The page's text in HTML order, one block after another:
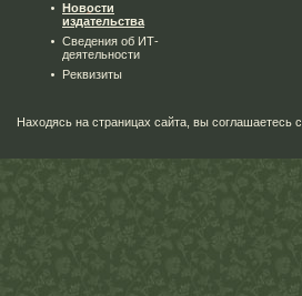
Новости
издательства
Сведения об ИТ-
деятельности
Реквизиты
Находясь на страницах сайта, вы соглашаетесь с